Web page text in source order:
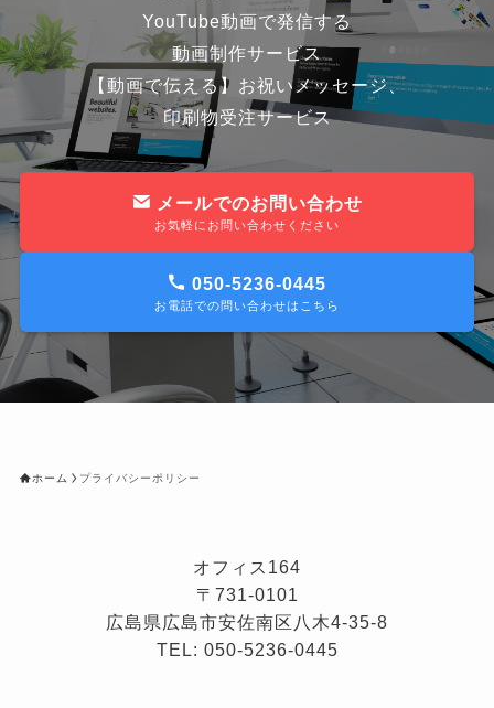
YouTube動画で発信する
動画制作サービス
【動画で伝える】お祝いメッセージ、
印刷物受注サービス
メールでのお問い合わせ
お気軽にお問い合わせください
050-5236-0445
お電話での問い合わせはこちら
ホーム プライバシーポリシー
オフィス164
〒731-0101
広島県広島市安佐南区八木4-35-8
TEL: 050-5236-0445